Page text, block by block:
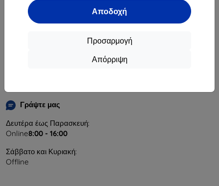
Αποδοχή
Προσαρμογή
Απόρριψη
841 04 Bratislava
Αριθμός Μητρώου Εταιρείας:46701494
Γράψτε μας
Δευτέρα έως Παρασκευή:
Online8:00 - 16:00
Σάββατο και Κυριακή:
Offline